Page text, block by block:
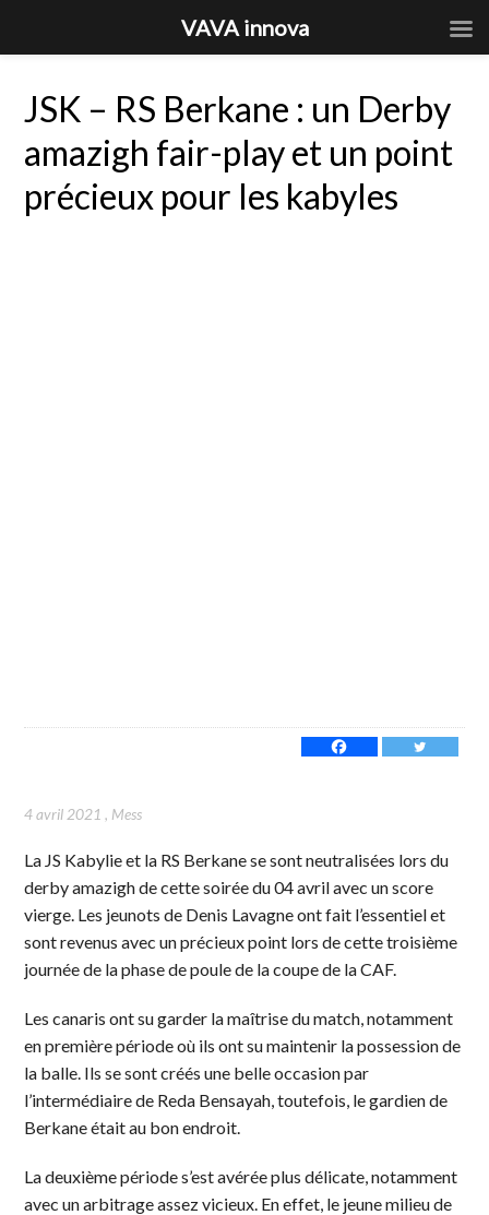
JSK – RS Berkane : un Derby
amazigh fair-play et un point
précieux pour les kabyles
4 avril 2021 , Mess
La JS Kabylie et la RS Berkane se sont neutralisées lors du
derby amazigh de cette soirée du 04 avril avec un score
vierge. Les jeunots de Denis Lavagne ont fait l’essentiel et
sont revenus avec un précieux point lors de cette troisième
journée de la phase de poule de la coupe de la CAF.
Les canaris ont su garder la maîtrise du match, notamment
en première période où ils ont su maintenir la possession de
la balle. Ils se sont créés une belle occasion par
l’intermédiaire de Reda Bensayah, toutefois, le gardien de
Berkane était au bon endroit.
La deuxième période s’est avérée plus délicate, notamment
avec un arbitrage assez vicieux. En effet, le jeune milieu de
VAVA innova